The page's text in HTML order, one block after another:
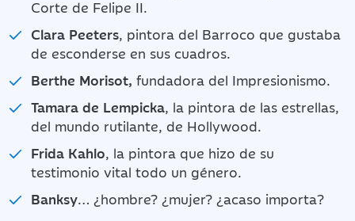
Corte de Felipe II.
Clara Peeters, pintora del Barroco que gustaba
de esconderse en sus cuadros.
Berthe Morisot, fundadora del Impresionismo.
Tamara de Lempicka, la pintora de las estrellas,
del mundo rutilante, de Hollywood.
Frida Kahlo, la pintora que hizo de su
testimonio vital todo un género.
Banksy… ¿hombre? ¿mujer? ¿acaso importa?